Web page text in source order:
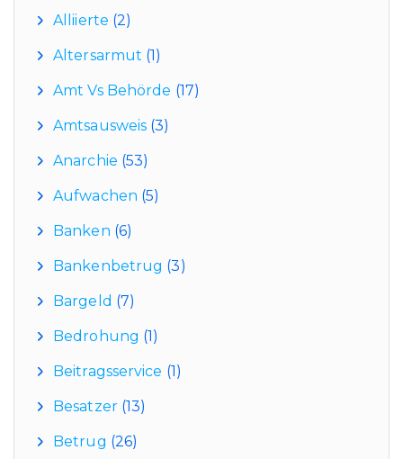
Alliierte (2)
Altersarmut (1)
Amt Vs Behörde (17)
Amtsausweis (3)
Anarchie (53)
Aufwachen (5)
Banken (6)
Bankenbetrug (3)
Bargeld (7)
Bedrohung (1)
Beitragsservice (1)
Besatzer(13)
Betrug (26)